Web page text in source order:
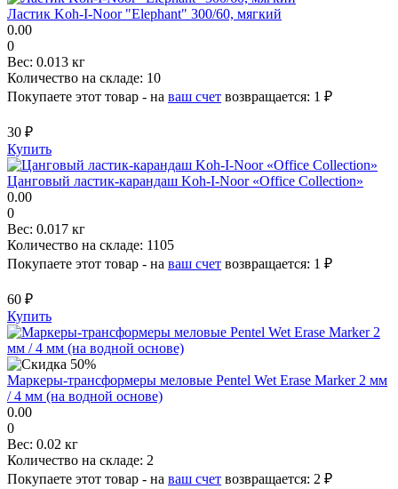
Ластик Koh-I-Noor "Elephant" 300/60, мягкий
0.00
0
Вес: 0.013 кг
Количество на складе: 10
Покупаете этот товар - на ваш счет возвращается: 1 ₽
30 ₽
Купить
Цанговый ластик-карандаш Koh-I-Noor «Office Collection»
0.00
0
Вес: 0.017 кг
Количество на складе: 1105
Покупаете этот товар - на ваш счет возвращается: 1 ₽
60 ₽
Купить
Маркеры-трансформеры меловые Pentel Wet Erase Marker 2 мм
/ 4 мм (на водной основе)
0.00
0
Вес: 0.02 кг
Количество на складе: 2
Покупаете этот товар - на ваш счет возвращается: 2 ₽